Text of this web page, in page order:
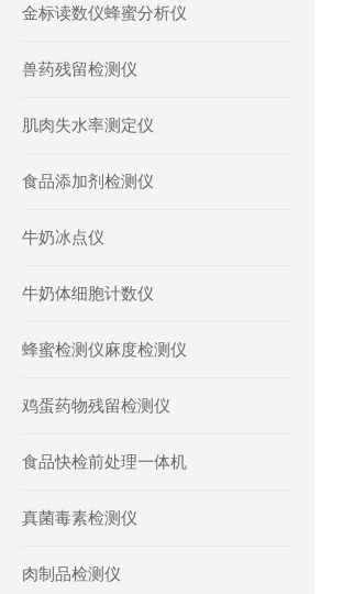
金标读数仪蜂蜜分析仪
兽药残留检测仪
肌肉失水率测定仪
食品添加剂检测仪
牛奶冰点仪
牛奶体细胞计数仪
蜂蜜检测仪麻度检测仪
鸡蛋药物残留检测仪
食品快检前处理一体机
真菌毒素检测仪
肉制品检测仪